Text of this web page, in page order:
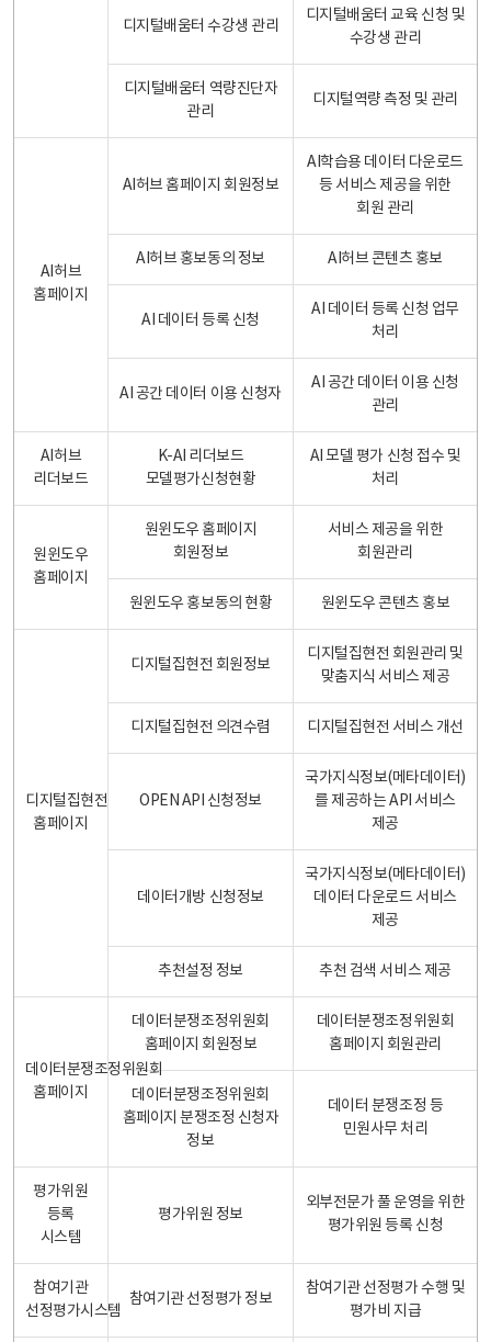
디지털배움터 수강생 관리
디지털배움터 교육 신청 및
수강생 관리
디지털배움터 역량진단자
관리
디지털역량 측정 및 관리
AI허브
홈페이지
AI허브 홈페이지 회원정보
AI학습용 데이터 다운로드
등 서비스 제공을 위한
회원 관리
AI허브 홍보동의 정보 AI허브 콘텐츠 홍보
AI 데이터 등록 신청
AI 데이터 등록 신청 업무
처리
AI 공간 데이터 이용 신청자
AI 공간 데이터 이용 신청
관리
AI허브
리더보드
K-AI 리더보드
모델평가신청현황
AI 모델 평가 신청 접수 및
처리
원윈도우
홈페이지
원윈도우 홈페이지
회원정보
서비스 제공을 위한
회원관리
원윈도우 홍보동의 현황 원윈도우 콘텐츠 홍보
디지털집현전
홈페이지
디지털집현전 회원정보
디지털집현전 회원관리 및
맞춤지식 서비스 제공
디지털집현전 의견수렴 디지털집현전 서비스 개선
OPEN API 신청정보
국가지식정보(메타데이터)
를 제공하는 API 서비스
제공
데이터개방 신청정보
국가지식정보(메타데이터)
데이터 다운로드 서비스
제공
추천설정 정보 추천 검색 서비스 제공
데이터분쟁조정위원회
홈페이지
데이터분쟁조정위원회
홈페이지 회원정보
데이터분쟁조정위원회
홈페이지 회원관리
데이터분쟁조정위원회
홈페이지 분쟁조정 신청자
정보
데이터 분쟁조정 등
민원사무 처리
평가위원
등록
시스템
평가위원 정보
외부전문가 풀 운영을 위한
평가위원 등록 신청
참여기관
선정평가시스템
참여기관 선정평가 정보
참여기관 선정평가 수행 및
평가비 지급